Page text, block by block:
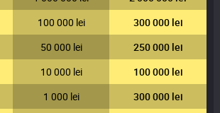
100 000 lei
300 000 lei
50 000 lei
250 000 lei
10 000 lei
100 000 lei
1 000 lei
300 000 lei